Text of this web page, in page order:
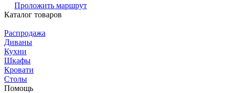
Проложить маршрут
Каталог товаров
Распродажа
Диваны
Кухни
Шкафы
Кровати
Столы
Помощь